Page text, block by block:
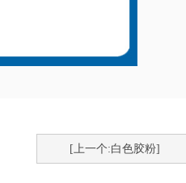
[上一个:白色胶粉]